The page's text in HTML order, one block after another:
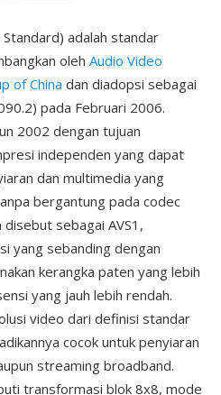
Standard) adalah standar
oleh Audio Video
of China dan diadopsi sebagai
pada Februari 2006.
2002 dengan tujuan
independen yang dapat
dan multimedia yang
bergantung pada codec
disebut sebagai AVS1,
yang sebanding dengan
kerangka paten yang lebih
yang jauh lebih rendah.
video dari definisi standar
cocok untuk penyiaran
streaming broadband.
transformasi blok 8x8, mode